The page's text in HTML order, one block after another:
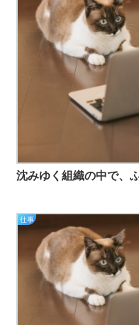
沈みゆく組織の中で、
仕事